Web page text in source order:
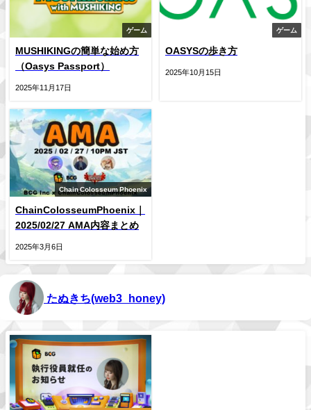
ゲーム
MUSHIKINGの簡単な始め方
（Oasys Passport）
2025年11月17日
ゲーム
OASYSの歩き方
2025年10月15日
Chain Colosseum Phoenix
ChainColosseumPhoenix｜
2025/02/27 AMA内容まとめ
2025年3月6日
たぬきち(web3_honey)